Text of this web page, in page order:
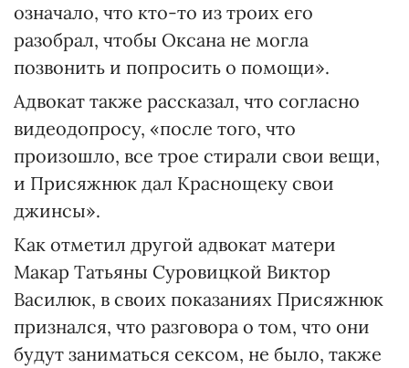
означало, что кто-то из троих его
разобрал, чтобы Оксана не могла
позвонить и попросить о помощи».
Адвокат также рассказал, что согласно
видеодопросу, «после того, что
произошло, все трое стирали свои вещи,
и Присяжнюк дал Краснощеку свои
джинсы».
Как отметил другой адвокат матери
Макар Татьяны Суровицкой Виктор
Василюк, в своих показаниях Присяжнюк
признался, что разговора о том, что они
будут заниматься сексом, не было, также